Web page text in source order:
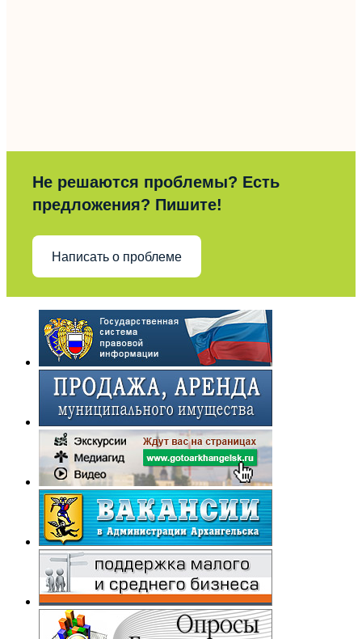
Не решаются проблемы? Есть
предложения? Пишите!
Написать о проблеме